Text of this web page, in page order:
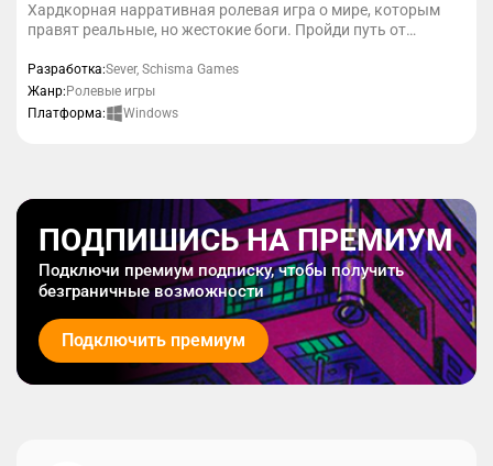
Хардкорная нарративная ролевая игра о мире, которым
правят реальные, но жестокие боги. Пройди путь от
ведет к необратимым последствиям. Станешь ли ты
инквизитором, судьей или бунтарем? Выбор за тобой!
Разработка:Sever, Schisma Games
Жанр: Ролевые игры
Платформа:
Windows
ПОДПИШИСЬ НА ПРЕМИУМ
Подключи премиум подписку, чтобы получить
безграничные возможности
Подключить премиум